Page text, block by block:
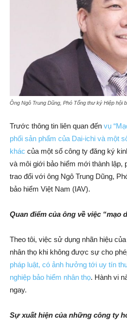
Ông Ngô Trung Dũng, Phó Tổng thư ký Hiệp hội
Trước thông tin liên quan đến vụ
phối sản phẩm của Dai-ichi và một
khác của một số công ty đăng ký
và môi giới bảo hiểm mới thành lập,
trao đổi với ông Ngô Trung Dũng,
bảo hiểm Việt Nam (IAV).
Quan điểm của ông về việc “mạo
Theo tôi, việc sử dụng nhãn hiệu
nhân thọ khi không được sự cho
pháp luật, có ảnh hưởng tới uy tín
nghiệp bảo hiểm nhân thọ. Hành vi
ngay.
Sự xuất hiện của những công ty